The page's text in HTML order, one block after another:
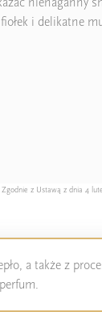
i delikatne
z Ustawą z dnia 4
a także z
perfum.